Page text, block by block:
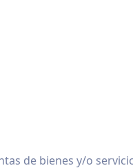
de bienes y/o